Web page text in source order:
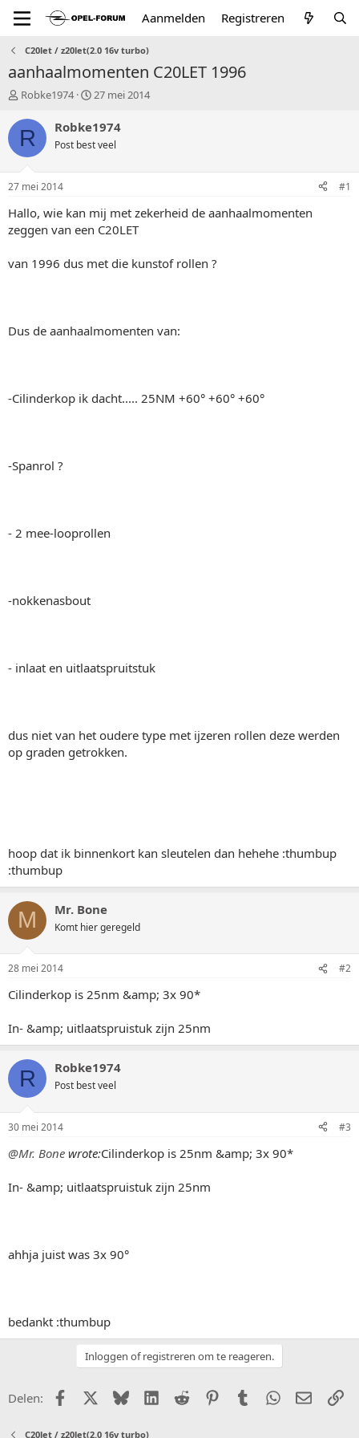
Aanmelden Registreren
C20let / z20let(2.0 16v turbo)
aanhaalmomenten C20LET 1996
T
p
a
r
e
Robke1974
S
a
t
u
m
27 mei 2014
R Robke1974
Post best veel
27 mei 2014 #1
Hallo, wie kan mij met zekerheid de aanhaalmomenten
zeggen van een C20LET
van 1996 dus met die kunstof rollen ?
Dus de aanhaalmomenten van:
-Cilinderkop ik dacht..... 25NM +60° +60° +60°
-Spanrol ?
- 2 mee-looprollen
-nokkenasbout
- inlaat en uitlaatspruitstuk
dus niet van het oudere type met ijzeren rollen deze werden
op graden getrokken.
hoop dat ik binnenkort kan sleutelen dan hehehe :thumbup
:thumbup
M Mr. Bone
Komt hier geregeld
28 mei 2014 #2
Cilinderkop is 25nm &amp; 3x 90*
In- &amp; uitlaatspruistuk zijn 25nm
R Robke1974
Post best veel
30 mei 2014 #3
@Mr. Bone wrote:Cilinderkop is 25nm &amp; 3x 90*
In- &amp; uitlaatspruistuk zijn 25nm
ahhja juist was 3x 90°
bedankt :thumbup
Inloggen of registreren om te reageren.
Delen: FacebookX (Twitter)
BlueskyLinkedIn
Reddit PinterestTumblr WhatsApp
E-mail
C20let / z20let(2.0 16v turbo)